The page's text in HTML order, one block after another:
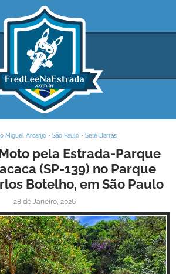
Miguel Arcanjo • São Paulo • Sete Barras
pela Estrada-Parque
(SP-139) no Parque
Botelho, em São Paulo
28 de Janeiro, 2026